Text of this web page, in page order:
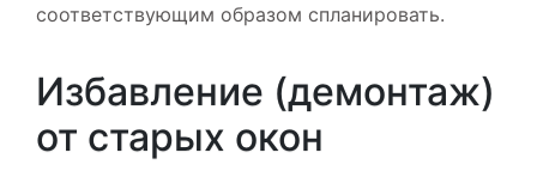
соответствующим образом спланировать.
Избавление (демонтаж)
от старых окон